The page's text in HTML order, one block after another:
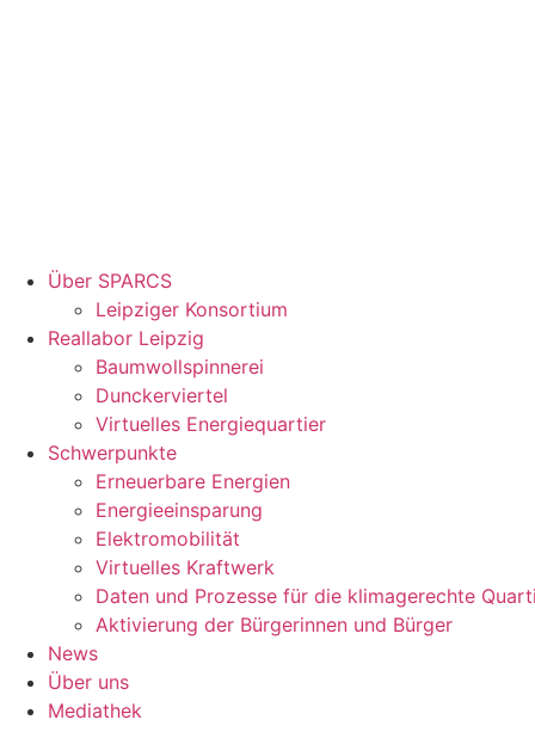
Über SPARCS
Leipziger Konsortium
Reallabor Leipzig
Baumwollspinnerei
Dunckerviertel
Virtuelles Energiequartier
Schwerpunkte
Erneuerbare Energien
Energieeinsparung
Elektromobilität
Virtuelles Kraftwerk
Daten und Prozesse für die klimagerechte
Aktivierung der Bürgerinnen und Bürger
News
Über uns
Mediathek